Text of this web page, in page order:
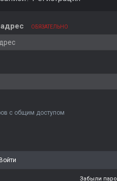
ОБЯЗАТЕЛЬНО
с общим доступом
Войти
Забыли